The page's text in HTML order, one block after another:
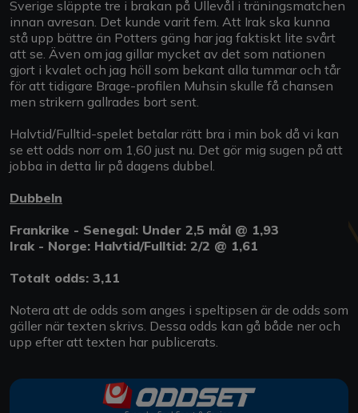
Sverige släppte tre i brakan på Ullevål i träningsmatchen
innan avresan. Det kunde varit fem. Att Irak ska kunna
stå upp bättre än Potters gäng har jag faktiskt lite svårt
att se. Även om jag gillar mycket av det som nationen
gjort i kvalet och jag höll som bekant alla tummar och tår
för att tidigare Brage-profilen Muhsin skulle få chansen
men strikern gallrades bort sent.
Halvtid/Fulltid-spelet betalar rätt bra i min bok då vi kan
se ett odds norr om 1,60 just nu. Det gör mig sugen på att
jobba in detta lir på dagens dubbel.
Dubbeln
Frankrike - Senegal: Under 2,5 mål @ 1,93
Irak - Norge: Halvtid/Fulltid: 2/2 @ 1,61
Totalt odds: 3,11
Notera att de odds som anges i speltipsen är de odds som
gäller när texten skrivs. Dessa odds kan gå både ner och
upp efter att texten har publicerats.